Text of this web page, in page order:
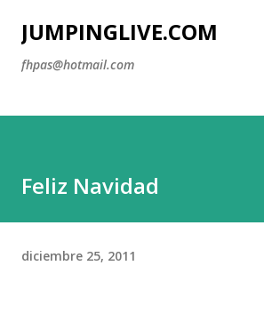
Ir al contenido principal
JUMPINGLIVE.COM
fhpas@hotmail.com
Feliz Navidad
diciembre 25, 2011